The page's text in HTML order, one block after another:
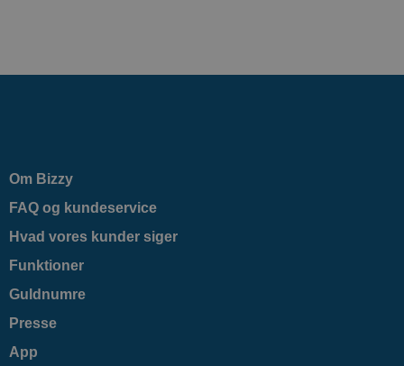
Om Bizzy
FAQ og kundeservice
Hvad vores kunder siger
Funktioner
Guldnumre
Presse
App